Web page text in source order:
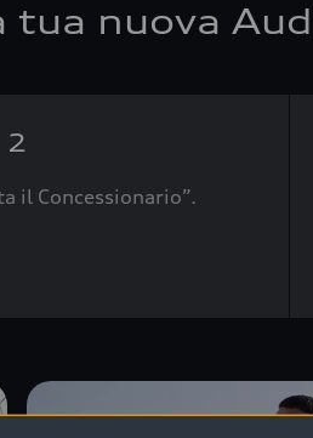
tua nuova
2
il Concessionario”.